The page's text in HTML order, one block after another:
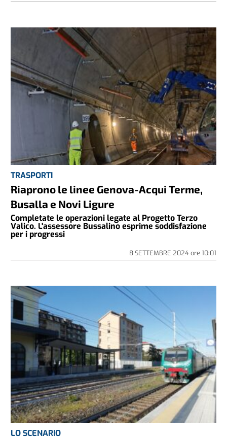
TRASPORTI
Riaprono le linee Genova-Acqui Terme,
Busalla e Novi Ligure
Completate le operazioni legate al Progetto Terzo
Valico. L'assessore Bussalino esprime soddisfazione
per i progressi
8 SETTEMBRE 2024ore 10:01
LO SCENARIO